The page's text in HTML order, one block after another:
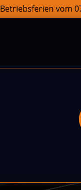
Betriebsferien vom